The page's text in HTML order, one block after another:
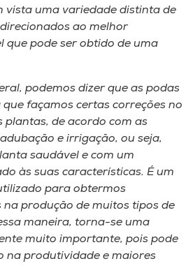
vista uma variedade distinta de
ao melhor
que pode ser obtido de uma
podemos dizer que as podas
façamos certas correções no
plantas, de acordo com as
e irrigação, ou seja,
saudável e com um
às suas características. É um
para obtermos
produção de muitos tipos de
maneira, torna-se uma
muito importante, pois pode
na produtividade e maiores